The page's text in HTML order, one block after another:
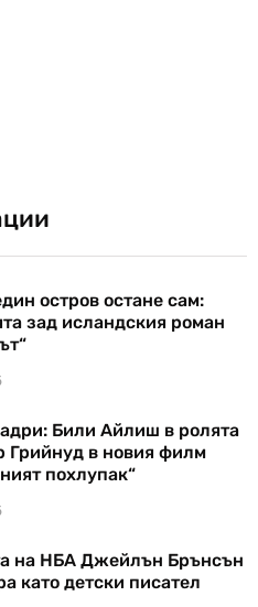
остров остане сам:
зад исландския роман
Били Айлиш в ролята
Грийнуд в новия филм
похлупак“
на НБА Джейлън Брънсън
като детски писател